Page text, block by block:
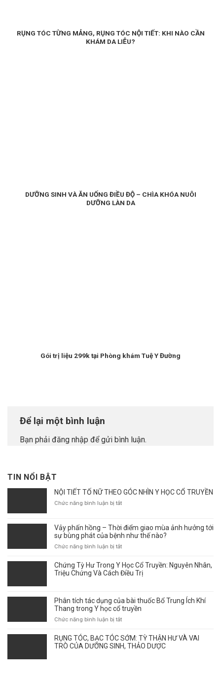
RỤNG TÓC TỪNG MẢNG, RỤNG TÓC NỘI TIẾT: KHI NÀO CẦN
KHÁM DA LIỄU?
DƯỠNG SINH VÀ ĂN UỐNG ĐIỀU ĐỘ – CHÌA KHÓA NUÔI
DƯỠNG LÀN DA
Gói trị liệu 299k tại Phòng khám Tuệ Y Đường
Để lại một bình luận
Bạn phải đăng nhập để gửi bình luận.
TIN NỔI BẬT
NỘI TIẾT TỐ NỮ THEO GÓC NHÌN Y HỌC CỔ TRUYỀN
Chức năng bình luận bị tắtở
TỐ
NỮ
THEO
NHÌN
Y
Vảy phấn hồng – Thời điểm giao mùa ảnh hưởng tới
sự bùng phát của bệnh như thế nào?
Chức năng bình luận bị tắtở
phấn
hồng
điểm
giao
mùa
ảnh
tới
sự
Chứng Tỳ Hư Trong Y Học Cổ Truyền: Nguyên Nhân,
Triệu Chứng Và Cách Điều Trị
Phân tích tác dụng của bài thuốc Bổ Trung Ích Khí
Thang trong Y học cổ truyền
Chức năng bình luận bị tắtở
tích
tác
RỤNG TÓC, BẠC TÓC SỚM: TỲ THẬN HƯ VÀ VAI
TRÒ CỦA DƯỠNG SINH, THẢO DƯỢC